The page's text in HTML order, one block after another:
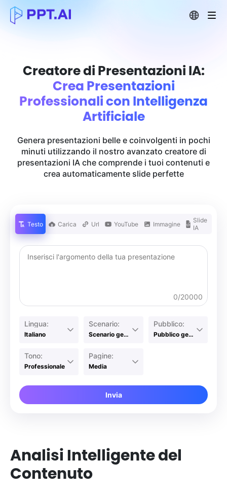
Creatore di Presentazioni IA:
Crea Presentazioni
Professionali con Intelligenza
Artificiale
Genera presentazioni belle e coinvolgenti in pochi
minuti utilizzando il nostro avanzato creatore di
presentazioni IA che comprende i tuoi contenuti e
crea automaticamente slide perfette
Testo Carica Url YouTube Immagine
Slide
IA
0/20000
Lingua:
Italiano
Scenario:
Scenario generale
Pubblico:
Pubblico generale
Tono:
Professionale
Pagine:
Media
Invia
Analisi Intelligente del
Contenuto